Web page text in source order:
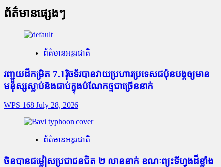
ព័ត៌មានផ្សេងៗ
ព័ត៌មានអន្តរជាតិ
រញ្ជួយដីកម្រិត​ 7.1រ៉ិចទ័របានវាយប្រហារប្រទេសជប៉ុនបង្កឲ្យមាន
មនុស្សស្លាប់​និង​ជាប់ក្នុងបំណែកថ្មជាច្រើននាក់
WPS 168 July 28, 2026
ព័ត៌មានអន្តរជាតិ
ចិនបានជម្លៀសប្រជាជនជិត ២ លាននាក់ ខណៈព្យុះទីហ្វុងដ៏ខ្លាំង